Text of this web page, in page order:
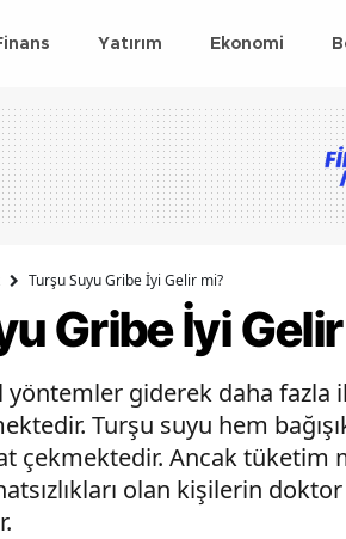
Yatırım Ekonomi
Turşu Suyu Gribe İyi Gelir mi?
Gribe İyi
giderek daha fazla
Turşu suyu hem
çekmektedir. Ancak tüketim
olan kişilerin